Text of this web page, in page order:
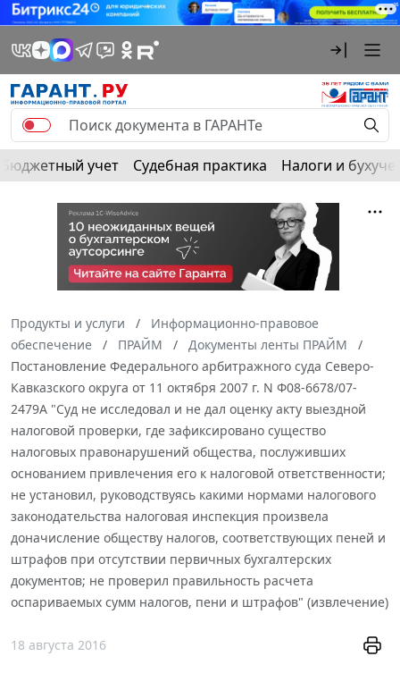
Бюджетный учет Судебная практика Налоги и
Продукты и услуги
Информационно-правовое
обеспечение
ПРАЙМ
Документы ленты ПРАЙМ
Постановление Федерального арбитражного суда Северо-
Кавказского округа от 11 октября 2007 г. N Ф08-6678/07-
2479А "Суд не исследовал и не дал оценку акту выездной
налоговой проверки, где зафиксировано существо
налоговых правонарушений общества, послуживших
основанием привлечения его к налоговой ответственности;
не установил, руководствуясь какими нормами налогового
законодательства налоговая инспекция произвела
доначисление обществу налогов, соответствующих пеней и
штрафов при отсутствии первичных бухгалтерских
документов; не проверил правильность расчета
оспариваемых сумм налогов, пени и штрафов" (извлечение)
18 августа 2016